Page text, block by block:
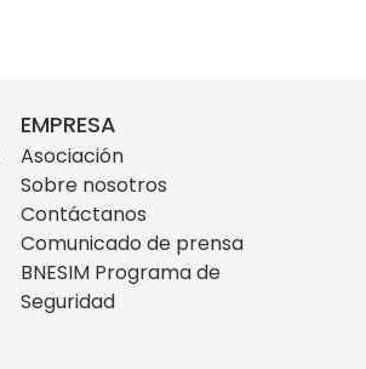
EMPRESA
Asociación
Sobre nosotros
Contáctanos
Comunicado de prensa
BNESIM Programa de
Seguridad